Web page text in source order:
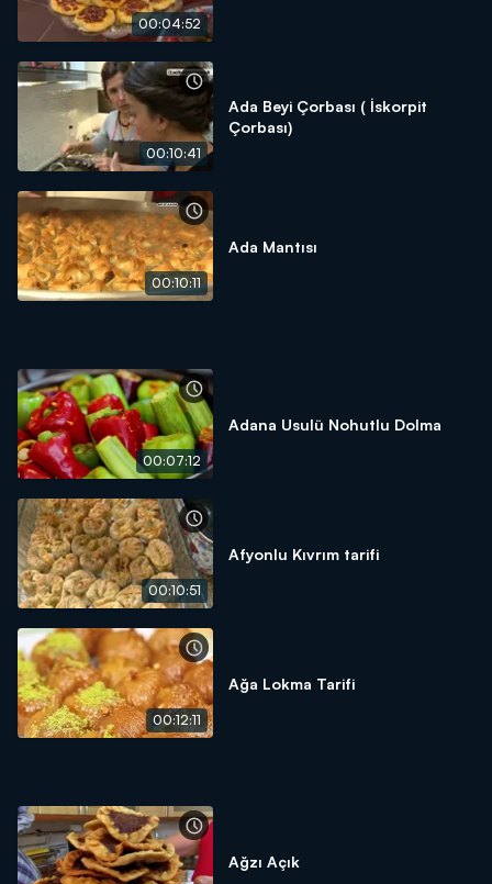
00:04:52
00:10:41
Ada Beyi Çorbası ( İskorpit
Çorbası)
00:10:11
Ada Mantısı
00:07:12
Adana Usulü Nohutlu Dolma
00:10:51
Afyonlu Kıvrım tarifi
00:12:11
Ağa Lokma Tarifi
Ağzı Açık